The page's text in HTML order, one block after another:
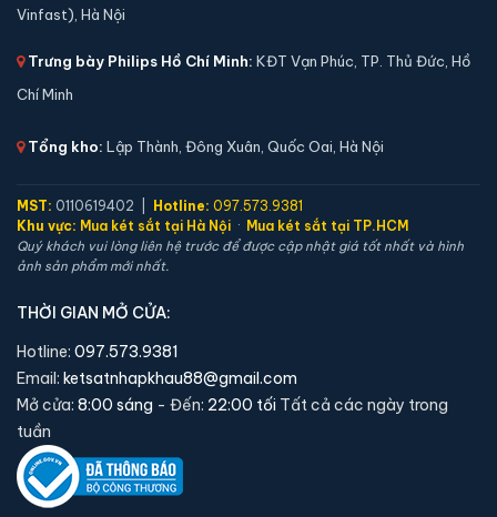
🔒 Khoá:Khóa vân tay điện tử
🛡️ Bảo hành:
24 tháng
5,900,000 đ
Két sắt mini Liberty LB45S vân tay điện tử chính
hãng
Vinfast), Hà Nội
Trưng bày Philips Hồ Chí Minh: KĐT Vạn Phúc, TP. Thủ Đức, Hồ
Chí Minh
Tổng kho: Lập Thành, Đông Xuân, Quốc Oai, Hà Nội
MST: 0110619402 | Hotline: 097.573.9381
Khu vực: Mua két sắt tại Hà Nội · Mua két sắt tại TP.HCM
Quý khách vui lòng liên hệ trước để được cập nhật giá tốt nhất và hình
ảnh sản phẩm mới nhất.
THỜI GIAN MỞ CỬA:
Hotline: 097.573.9381
Email: ketsatnhapkhau88@gmail.com
Mở cửa: 8:00 sáng - Đến: 22:00 tối Tất cả các ngày trong
tuần